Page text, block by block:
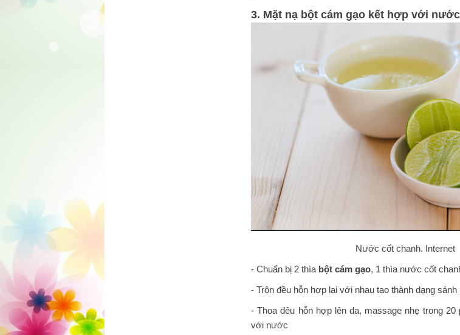
3. Mặt nạ bột cám gạo kết hợp với
Nước cốt chanh. Internet
- Chuẩn bị 2 thìa bột cám gạo, 1 thìa nước cốt
- Trộn đều hỗn hợp lại với nhau tạo thành dạng
- Thoa đêu hỗn hợp lên da, massage nhẹ trong
với nước